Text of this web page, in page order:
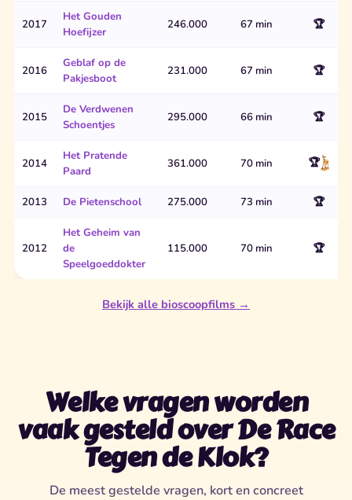
2017
Het Gouden
Hoefijzer
246.000 67 min 🏆
2016
Geblaf op de
Pakjesboot
231.000 67 min 🏆
2015
De Verdwenen
Schoentjes
295.000 66 min 🏆
2014
Het Pratende
Paard
361.000 70 min 🏆
2013 De Pietenschool 275.000 73 min 🏆
2012
Het Geheim van
de
Speelgoeddokter
115.000 70 min 🏆
Bekijk alle bioscoopfilms →
Welke vragen worden
vaak gesteld over De Race
Tegen de Klok?
De meest gestelde vragen, kort en concreet